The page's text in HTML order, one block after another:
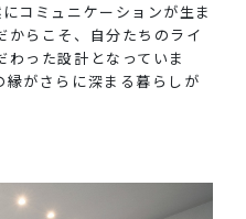
コミュニケーションが生ま
からこそ、自分たちのライ
った設計となっていま
縁がさらに深まる暮らしが